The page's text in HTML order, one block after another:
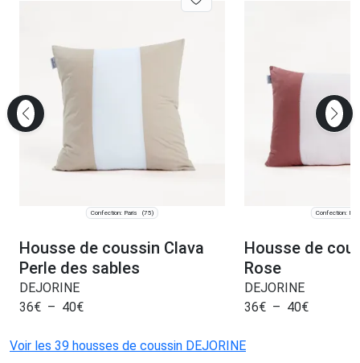
Confection: Paris (75)
Housse de coussin Clava
Perle des sables
DEJORINE
36€ – 40€
Confection:
Housse de
Rose
DEJORINE
36€ – 40€
Voir les 39 housses de coussin DEJORINE